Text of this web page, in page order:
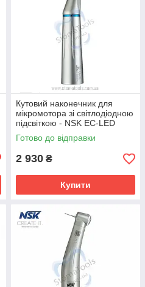
Кутовий наконечник для
мікромотора зі світлодіодною
підсвіткою - NSK EC-LED
Готово до відправки
2 930 ₴
Купити